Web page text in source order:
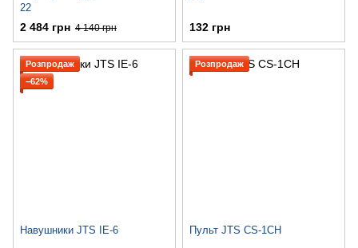
22
2 484 грн 4 140 грн 132 грн
Розпродаж
−62%
Навушники JTS IE-6
Розпродаж
Пульт JTS CS-1CH